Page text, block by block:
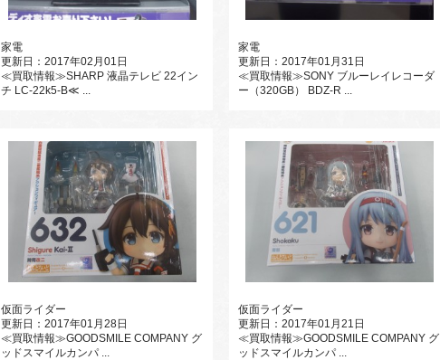
家電
更新日：2017年02月01日
≪買取情報≫SHARP 液晶テレビ 22イン
チ LC-22k5-B≪ ...
家電
更新日：2017年01月31日
≪買取情報≫SONY ブルーレイレコーダ
ー（320GB） BDZ-R ...
仮面ライダー
更新日：2017年01月28日
≪買取情報≫GOODSMILE COMPANY グ
ッドスマイルカンパ ...
仮面ライダー
更新日：2017年01月21日
≪買取情報≫GOODSMILE COMPANY グ
ッドスマイルカンパ ...